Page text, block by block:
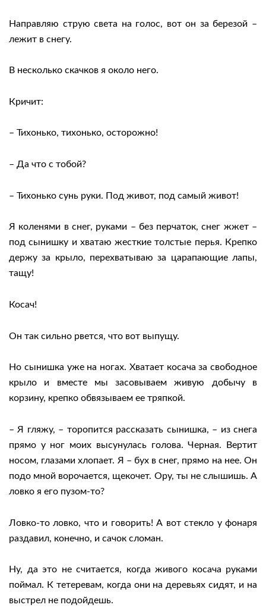
Направляю струю света на голос, вот он за березой –
лежит в снегу.
В несколько скачков я около него.
Кричит:
– Тихонько, тихонько, осторожно!
– Да что с тобой?
– Тихонько сунь руки. Под живот, под самый живот!
Я коленями в снег, руками – без перчаток, снег жжет –
под сынишку и хватаю жесткие толстые перья. Крепко
держу за крыло, перехватываю за царапающие лапы,
тащу!
Косач!
Он так сильно рвется, что вот выпущу.
Но сынишка уже на ногах. Хватает косача за свободное
крыло и вместе мы засовываем живую добычу в
корзину, крепко обвязываем ее тряпкой.
– Я гляжу, – торопится рассказать сынишка, – из снега
прямо у ног моих высунулась голова. Черная. Вертит
носом, глазами хлопает. Я – бух в снег, прямо на нее. Он
подо мной ворочается, щекочет. Ору, ты не слышишь. А
ловко я его пузом-то?
Ловко-то ловко, что и говорить! А вот стекло у фонаря
раздавил, конечно, и сачок сломан.
Ну, да это не считается, когда живого косача руками
поймал. К тетеревам, когда они на деревьях сидят, и на
выстрел не подойдешь.